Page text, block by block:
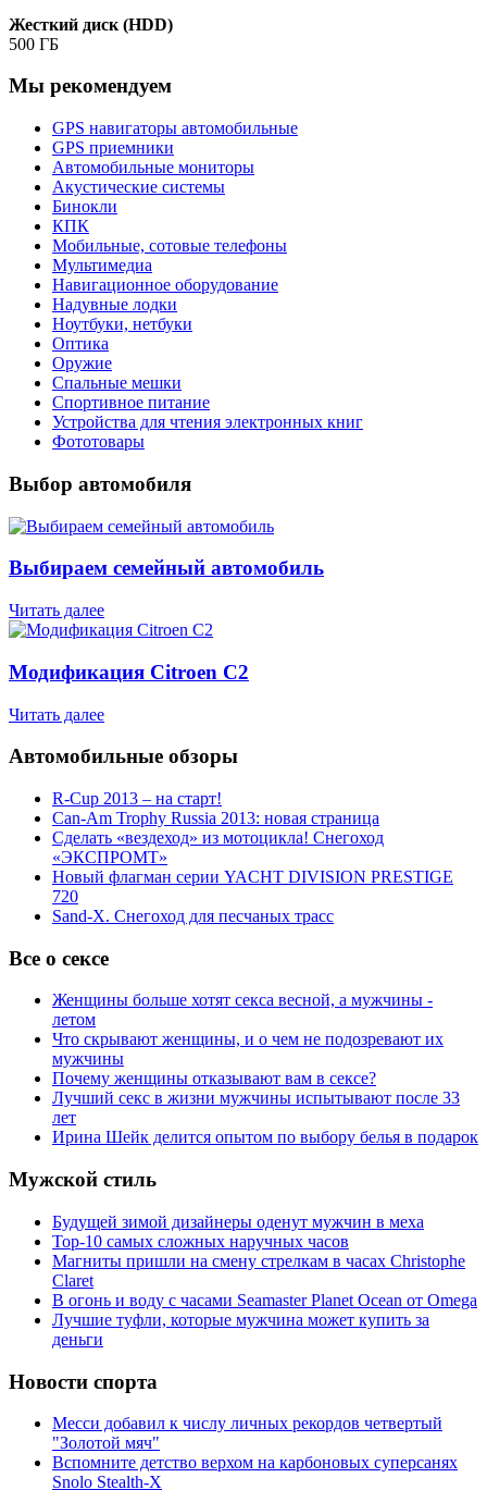
Жесткий диск (HDD)
500 ГБ
Мы рекомендуем
GPS навигаторы автомобильные
GPS приемники
Автомобильные мониторы
Акустические системы
Бинокли
КПК
Мобильные, сотовые телефоны
Мультимедиа
Навигационное оборудование
Надувные лодки
Ноутбуки, нетбуки
Оптика
Оружие
Спальные мешки
Спортивное питание
Устройства для чтения электронных книг
Фототовары
Выбор автомобиля
Выбираем семейный автомобиль
Читать далее
Модификация Citroen С2
Читать далее
Автомобильные обзоры
R-Cup 2013 – на старт!
Can-Am Trophy Russia 2013: новая страница
Сделать «вездеход» из мотоцикла! Снегоход
«ЭКСПРОМТ»
Новый флагман серии YACHT DIVISION PRESTIGE
720
Sand-X. Снегоход для песчаных трасс
Все о сексе
Женщины больше хотят секса весной, а мужчины -
летом
Что скрывают женщины, и о чем не подозревают их
мужчины
Почему женщины отказывают вам в сексе?
Лучший секс в жизни мужчины испытывают после 33
лет
Ирина Шейк делится опытом по выбору белья в подарок
Мужской стиль
Будущей зимой дизайнеры оденут мужчин в меха
Top-10 самых сложных наручных часов
Магниты пришли на смену стрелкам в часах Christophe
Claret
В огонь и воду с часами Seamaster Planet Ocean от Omega
Лучшие туфли, которые мужчина может купить за
деньги
Новости спорта
Месси добавил к числу личных рекордов четвертый
"Золотой мяч"
Вспомните детство верхом на карбоновых суперсанях
Snolo Stealth-X